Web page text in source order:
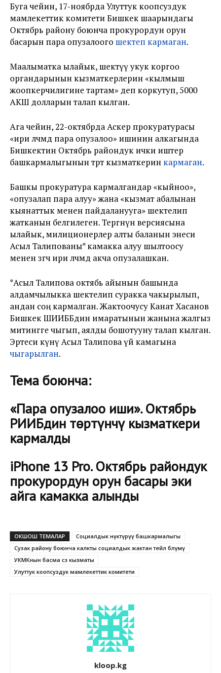
Буга чейин, 17-ноябрда Улуттук коопсуздук
мамлекеттик комитети Бишкек шаарындагы
Октябрь району боюнча прокурордун орун
басарын пара опузалоого шектеп кармаган.
Маалыматка ылайык, шектүү укук коргоо
органдарынын кызматкерлерин «кылмыш
жоопкерчилигине тартам» деп коркутуп, 5000
АКШ долларын талап кылган.
Ага чейин, 22-октябрда Аскер прокуратурасы
«ири өлчөмдө пара опузалоо» ишинин алкагында
Бишкектин Октябрь райондук ички иштер
башкармалыгынын төрт кызматкерин кармаган.
Башкы прокуратура кармалгандар «кыйноо»,
«опузалап пара алуу» жана «кызмат абалынан
кыянаттык менен пайдаланууга» шектелип
жатканын белгилеген. Тергөөнүн версиясына
ылайык, милиционерлер алты баланын энеси
Асыл Талипованы* камакка алуу шылтоосу
менен өзгөчө ири өлчөмдө акча опузалашкан.
*Асыл Талипова октябь айынын башында
алдамчылыкка шектелип суракка чакырылып,
андан соң кармалган. Жактоочусу Канат Хасанов
Бишкек ШИИББдин имаратынын жанына жалгыз
митингге чыгып, аялды бошотууну талап кылган.
Эртеси күнү Асыл Талипова үй камагына
чыгарылган.
Тема боюнча:
«Пара опузалоо иши». Октябрь
РИИБдин төртүнчү кызматкери
кармалды
iPhone 13 Pro. Октябрь райондук
прокурордун орун басары эки
айга камакка алынды
ОКШОШ ТЕМАЛАР
Социалдык өнүктүрүү башкармалыгы
Сузак району боюнча калкты социалдык жактан тейлөө бөлүмү
УКМКнын басма сөз кызматы
Улуттук коопсуздук мамлекеттик комитети
kloop.kg